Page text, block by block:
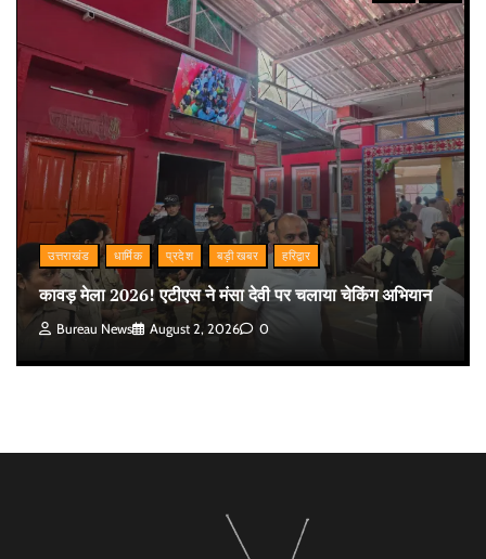
उत्तराखंड धार्मिक प्रदेश बड़ी खबर हरिद्वार
कावड़ मेला 2026! एटीएस ने मंसा देवी पर चलाया चेकिंग अभियान
Bureau News August 2, 2026 0